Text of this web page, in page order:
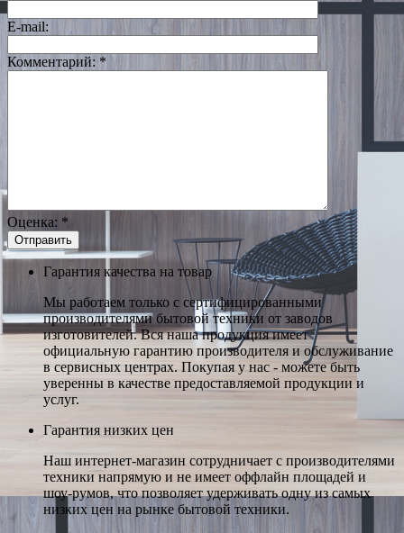
E-mail:
Комментарий: *
Оценка: *
Гарантия качества на товар
Мы работаем только с сертифицированными
производителями бытовой техники от заводов
изготовителей. Вся наша продукция имеет
официальную гарантию производителя и обслуживание
в сервисных центрах. Покупая у нас - можете быть
уверенны в качестве предоставляемой продукции и
услуг.
Гарантия низких цен
Наш интернет-магазин сотрудничает с производителями
техники напрямую и не имеет оффлайн площадей и
шоу-румов, что позволяет удерживать одну из самых
низких цен на рынке бытовой техники.